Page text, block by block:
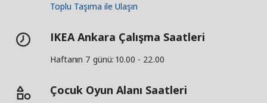
Toplu Taşıma ile Ulaşın
IKEA Ankara Çalışma Saatleri
Haftanın 7 günü: 10.00 - 22.00
Çocuk Oyun Alanı Saatleri